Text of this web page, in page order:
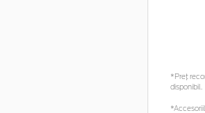
*Preţ
disponibil.